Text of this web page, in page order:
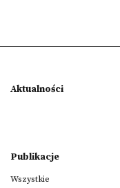
Aktualności
Publikacje
Wszystkie